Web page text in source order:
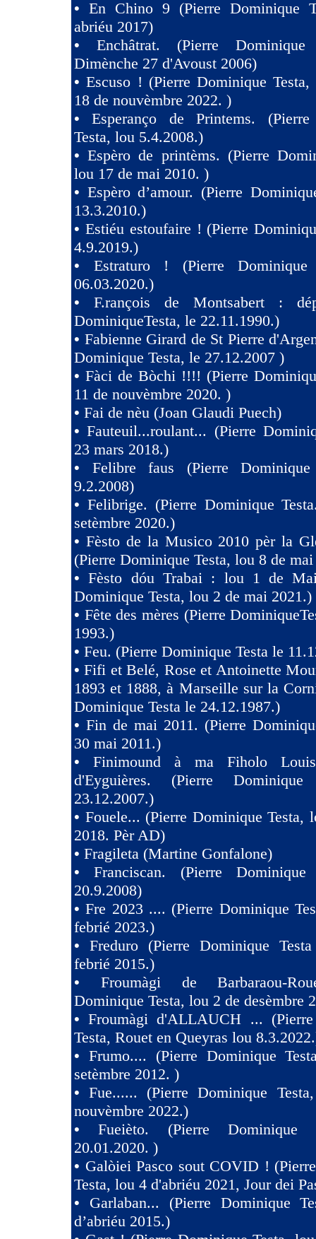
• En Chino 9 (Pierre Dominique
abriéu 2017)
• Enchâtrat. (Pierre
Dimènche 27 d'Avoust 2006)
•Escuso ! (Pierre Dominique
18 de nouvèmbre 2022. )
•Esperanço de Printems.
Testa, lou 5.4.2008.)
•Espèro de printèms. (Pierre
lou 17 de mai 2010. )
• Espèro d’amour. (Pierre
13.3.2010.)
• Estiéu estoufaire ! (Pierre
4.9.2019.)
• Estraturo ! (Pierre
06.03.2020.)
• F.rançois de Montsabert :
DominiqueTesta, le 22.11.1990.)
• Fabienne Girard de St Pierre
Dominique Testa, le 27.12.2007 )
• Fàci de Bòchi !!!! (Pierre
11 de nouvèmbre 2020. )
• Fai de nèu (Joan Glaudi Puech)
•Fauteuil...roulant... (Pierre
23 mars 2018.)
• Felibre faus (Pierre
9.2.2008)
• Felibrige. (Pierre Dominique
setèmbre 2020.)
• Fèsto de la Musico 2010 pèr la
(Pierre Dominique Testa, lou 8 de
•Fèsto dóu Trabai : lou 1 de
Dominique Testa, lou 2 de mai 2021.)
• Fête des mères (Pierre
1993.)
• Feu. (Pierre Dominique Testa le
•Fifi et Belé, Rose et Antoinette
1893 et 1888, à Marseille sur la
Dominique Testa le 24.12.1987.)
• Fin de mai 2011. (Pierre
30 mai 2011.)
• Finimound à ma Fiholo
d'Eyguières. (Pierre
23.12.2007.)
• Fouele... (Pierre Dominique Testa,
2018. Pèr AD)
• Fragileta (Martine Gonfalone)
•Franciscan. (Pierre
20.9.2008)
•Fre 2023 .... (Pierre Dominique
febrié 2023.)
• Freduro (Pierre Dominique
febrié 2015.)
• Froumàgi de Barbaraou-
Dominique Testa, lou 2 de desèmbre
•Froumàgi d'ALLAUCH ...
Testa, Rouet en Queyras lou
• Frumo.... (Pierre Dominique
setèmbre 2012. )
•Fue...... (Pierre Dominique
nouvèmbre 2022.)
•Fueièto. (Pierre Dominique
20.01.2020. )
• Galòiei Pasco sout COVID !
Testa, lou 4 d'abriéu 2021, Jour dei
• Garlaban... (Pierre Dominique
d’abriéu 2015.)